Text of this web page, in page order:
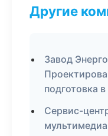
Другие
Завод
подготовка
Сервис-